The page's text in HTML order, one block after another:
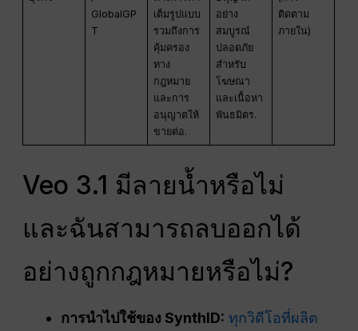
GlobalGP
T
เต็มรูปแบบ
รวมถึงการ
คุ้มครอง
ทาง
กฎหมาย
และการ
อนุญาตให้
ขายต่อ.
อย่าง
สมบูรณ์
ปลอดภัย
สำหรับ
โฆษณา
และเนื้อหา
พันธมิตร.
ติดตาม
ภายใน)
Veo 3.1 มีลายน้ำหรือไม่
และฉันสามารถลบออกได้
อย่างถูกกฎหมายหรือไม่?
การนำไปใช้ของ SynthID: ทุกวิดีโอที่ผลิต